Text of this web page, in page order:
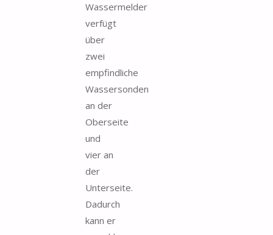
Wassermelder
verfügt
über
zwei
empfindliche
Wassersonden
an der
Oberseite
und
vier an
der
Unterseite.
Dadurch
kann er